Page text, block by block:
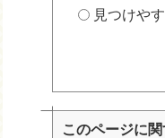
見つけや
このページに関